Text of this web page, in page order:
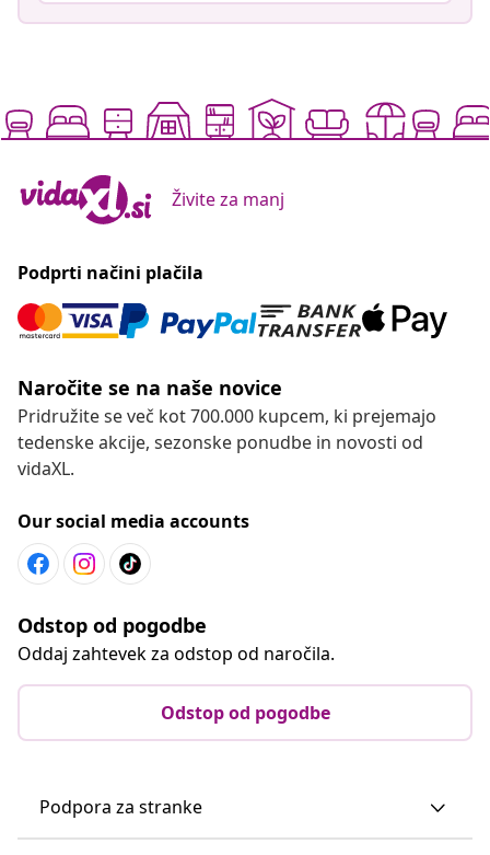
Živite za manj
Podprti načini plačila
Naročite se na naše novice
Pridružite se več kot 700.000 kupcem, ki prejemajo
tedenske akcije, sezonske ponudbe in novosti od
vidaXL.
Our social media accounts
Odstop od pogodbe
Oddaj zahtevek za odstop od naročila.
Odstop od pogodbe
Podpora za stranke